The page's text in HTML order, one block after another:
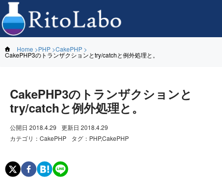
Home PHP CakePHP
CakePHP3のトランザクションとtry/catchと例外処理と。
CakePHP3のトランザクションと
try/catchと例外処理と。
公開日 2018.4.29 更新日 2018.4.29
カテゴリ ： CakePHP タグ ： PHP,CakePHP